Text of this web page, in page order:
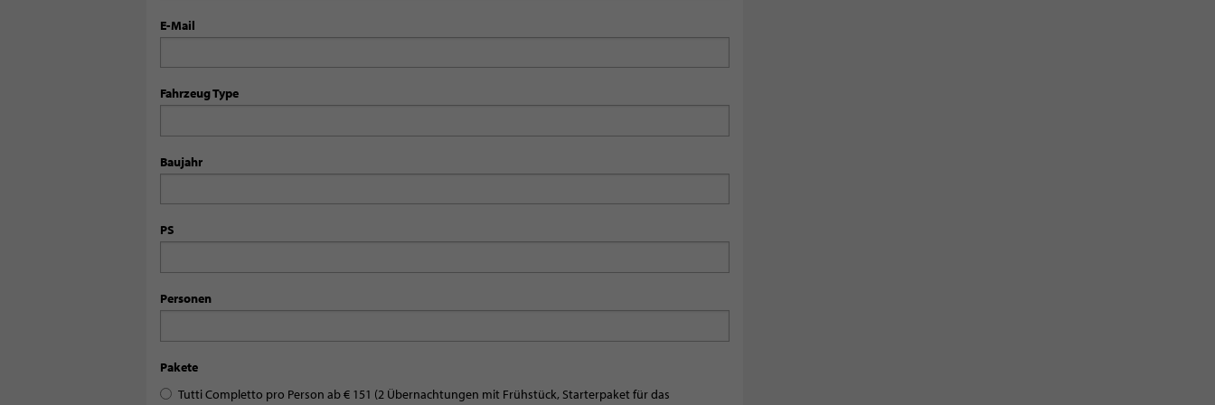
E-Mail
Fahrzeug Type
Baujahr
PS
Personen
Pakete
Tutti Completto pro Person ab € 151 (2 Übernachtungen mit Frühstück, Starterpaket für das